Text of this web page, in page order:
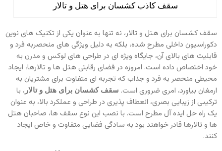
سقف کاذب کشسان برای هتل و تالار
سقف کشسان برای هتل و تالار، نه تنها به عنوان یکی از تکنیک‌ های نوین
دکوراسیون داخلی مطرح شده، بلکه به دلیل ویژگی‌ های منحصربه‌ فرد و
قابلیت‌ های بالای آن، جایگاه ویژه‌ ای در طراحی‌ های لوکس و مدرن به
خود اختصاص داده است. امروزه در فضای رقابتی هتل‌ ها و تالارها، ایجاد
محیطی منحصر به فرد و جذاب که تجربه‌ ای متفاوت برای مشتریان به
ارمغان بیاورد، امری ضروری است. سقف کشسان برای هتل و تالار ، با
ترکیبی از زیبایی بصری، انعطاف‌ پذیری در طراحی و عملکرد بالا، به عنوان
یک راه‌ حل ایده‌ آل مطرح است. با نصب این نوع سقف‌ ها، صاحبان هتل‌
ها و تالارها قادر خواهند بود به سادگی فضایی متفاوت و خاص ایجاد
کنند.